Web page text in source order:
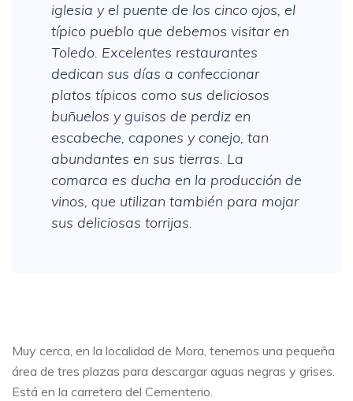
iglesia y el puente de los cinco ojos, el
típico pueblo que debemos visitar en
Toledo. Excelentes restaurantes
dedican sus días a confeccionar
platos típicos como sus deliciosos
buñuelos y guisos de perdiz en
escabeche, capones y conejo, tan
abundantes en sus tierras. La
comarca es ducha en la producción de
vinos, que utilizan también para mojar
sus deliciosas torrijas.
Muy cerca, en la localidad de Mora, tenemos una pequeña
área de tres plazas para descargar aguas negras y grises.
Está en la carretera del Cementerio.